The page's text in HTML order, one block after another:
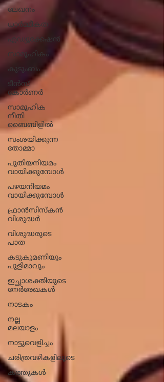
ലേഖനം
ധാ‍ർമ്മീകത
എഡ്യൂക്കേഷൻ
സാമൂഹികം
കുടുംബം
ടീൻസ്
കോർണർ
സാമൂഹിക
നീതി
ബൈബിളിൽ
സംശയിക്കുന്ന
തോമ്മാ
പുതിയനിയമം
വായിക്കുമ്പോൾ
പഴയനിയമം
വായിക്കുമ്പോൾ
ഫ്രാൻസിസ്കൻ
വിശുദ്ധർ
വിശുദ്ധരുടെ
പാത
കടുകുമണിയും
പുളിമാവും
ഇച്ഛാശക്തിയുടെ
നേര്‍രേഖകള്‍
നാടകം
നല്ല
മലയാളം
നാട്ടുവെളിച്ചം
ചരിത്രവഴികളിലൂടെ
കത്തുകൾ